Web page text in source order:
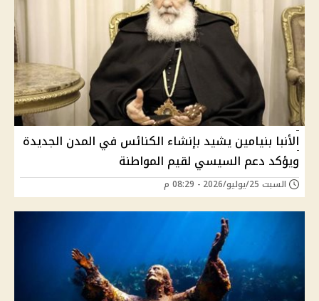
الأنبا بنيامين يشيد بإنشاء الكنائس في المدن الجديدة
ويؤكد دعم السيسي لقيم المواطنة
السبت 25/يوليو/2026 - 08:29 م